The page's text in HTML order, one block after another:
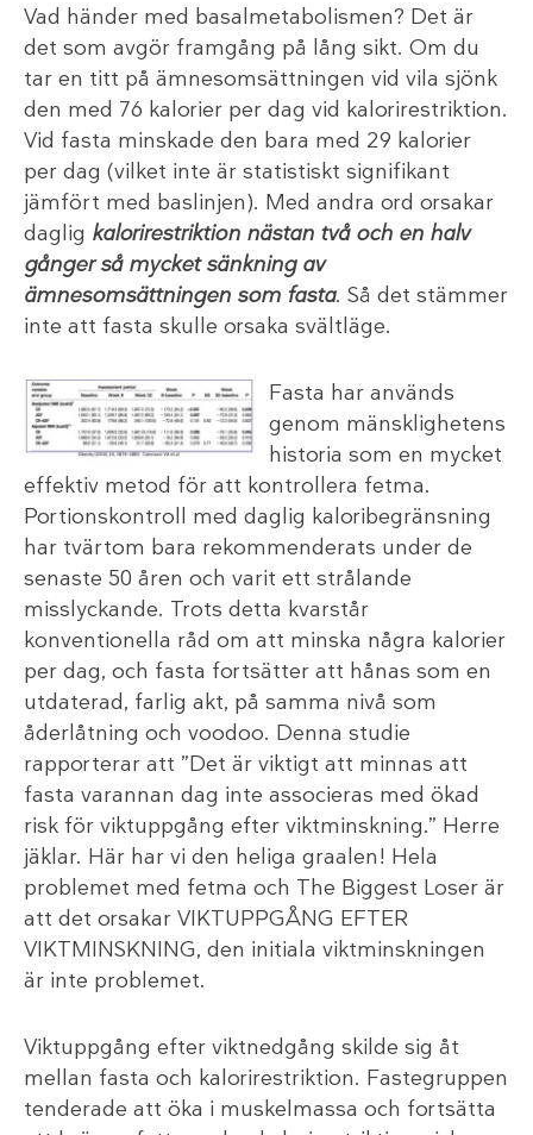
Vad händer med basalmetabolismen? Det är
det som avgör framgång på lång sikt. Om du
tar en titt på ämnesomsättningen vid vila sjönk
den med 76 kalorier per dag vid kalorirestriktion.
Vid fasta minskade den bara med 29 kalorier
per dag (vilket inte är statistiskt signifikant
jämfört med baslinjen). Med andra ord orsakar
daglig kalorirestriktion nästan två och en halv
gånger så mycket sänkning av
ämnesomsättningen som fasta. Så det stämmer
inte att fasta skulle orsaka svältläge.
Fasta har används
genom mänsklighetens
historia som en mycket
effektiv metod för att kontrollera fetma.
Portionskontroll med daglig kaloribegränsning
har tvärtom bara rekommenderats under de
senaste 50 åren och varit ett strålande
misslyckande. Trots detta kvarstår
konventionella råd om att minska några kalorier
per dag, och fasta fortsätter att hånas som en
utdaterad, farlig akt, på samma nivå som
åderlåtning och voodoo. Denna studie
rapporterar att ”Det är viktigt att minnas att
fasta varannan dag inte associeras med ökad
risk för viktuppgång efter viktminskning.” Herre
jäklar. Här har vi den heliga graalen! Hela
problemet med fetma och The Biggest Loser är
att det orsakar VIKTUPPGÅNG EFTER
VIKTMINSKNING, den initiala viktminskningen
är inte problemet.
Viktuppgång efter viktnedgång skilde sig åt
mellan fasta och kalorirestriktion. Fastegruppen
tenderade att öka i muskelmassa och fortsätta